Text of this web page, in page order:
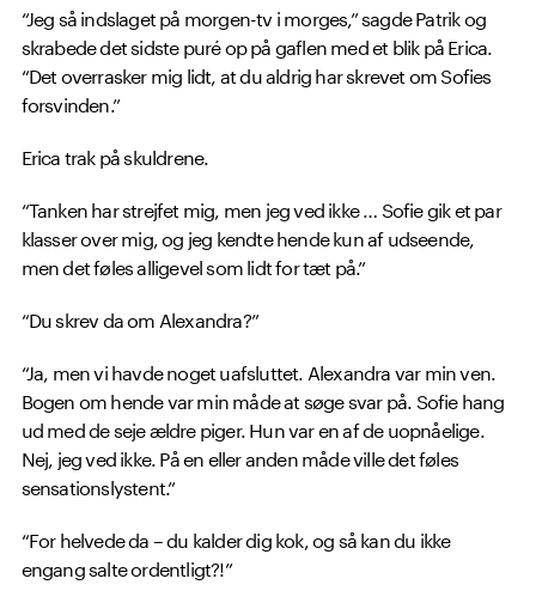
“Jeg så indslaget på morgen-tv i morges,” sagde Patrik og
skrabede det sidste puré op på gaflen med et blik på Erica.
“Det overrasker mig lidt, at du aldrig har skrevet om Sofies
forsvinden.”
Erica trak på skuldrene.
“Tanken har strejfet mig, men jeg ved ikke … Sofie gik et par
klasser over mig, og jeg kendte hende kun af udseende,
men det føles alligevel som lidt for tæt på.”
“Du skrev da om Alexandra?”
“Ja, men vi havde noget uafsluttet. Alexandra var min ven.
Bogen om hende var min måde at søge svar på. Sofie hang
ud med de seje ældre piger. Hun var en af de uopnåelige.
Nej, jeg ved ikke. På en eller anden måde ville det føles
sensationslystent.”
“For helvede da – du kalder dig kok, og så kan du ikke
engang salte ordentligt?!”